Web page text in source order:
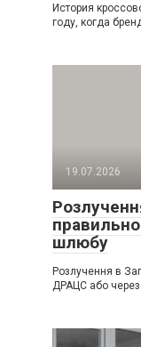
История
году, когда
19.07.2026
шлюбу
Розлучення в
ДРАЦС або через